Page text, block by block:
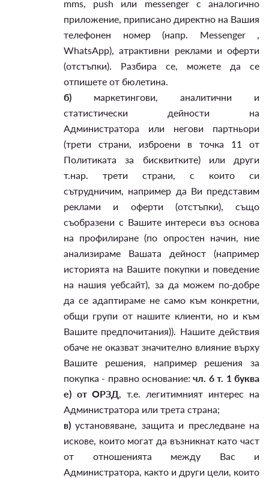
mms, push или messenger с аналогично
приложение, приписано директно на Вашия
телефонен номер (напр. Messenger ,
WhatsApp), атрактивни реклами и оферти
(отстъпки). Разбира се, можете да се
отпишете от бюлетина.
б) маркетингови, аналитични и
статистически дейности на
Администратора или негови партньори
(трети страни, изброени в точка 11 от
Политиката за бисквитките) или други
т.нар. трети страни, с които си
сътрудничим, например да Ви представим
реклами и оферти (отстъпки), също
съобразени с Вашите интереси въз основа
на профилиране (по опростен начин, ние
анализираме Вашата дейност (например
историята на Вашите покупки и поведение
на нашия уебсайт), за да можем по-добре
да се адаптираме не само към конкретни,
общи групи от нашите клиенти, но и към
Вашите предпочитания)). Нашите действия
обаче не оказват значително влияние върху
Вашите решения, например решения за
покупка - правно основание: чл. 6 т. 1 буква
е) от ОРЗД, т.е. легитимният интерес на
Администратора или трета страна;
в) установяване, защита и преследване на
искове, които могат да възникнат като част
от отношенията между Вас и
Администратора, както и други цели, които